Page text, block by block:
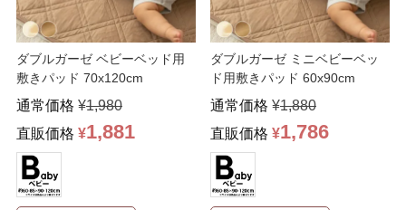
ダブルガーゼ ベビーベッド用
敷きパッド 70x120cm
通常価格 ¥1,980
直販価格 ¥1,881
ダブルガーゼ ミニベビーベッ
ド用敷きパッド 60x90cm
通常価格 ¥1,880
直販価格 ¥1,786